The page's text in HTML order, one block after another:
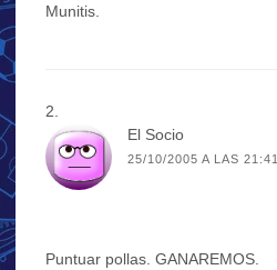
Munitis.
El Socio
25/10/2005 A LAS 21:41
Puntuar pollas. GANAREMOS.